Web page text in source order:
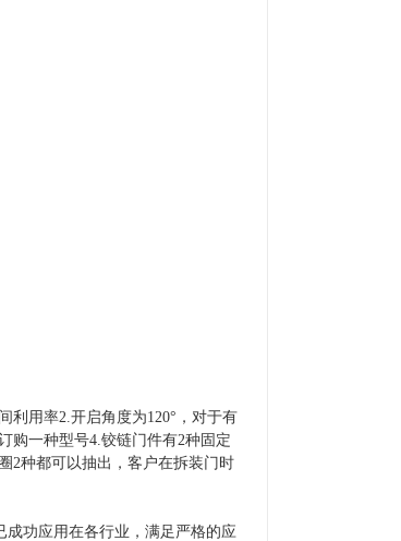
利用率2.开启角度为120°，对于有
购一种型号4.铰链门件有2种固定
2种都可以抽出，客户在拆装门时
功应用在各行业，满足严格的应